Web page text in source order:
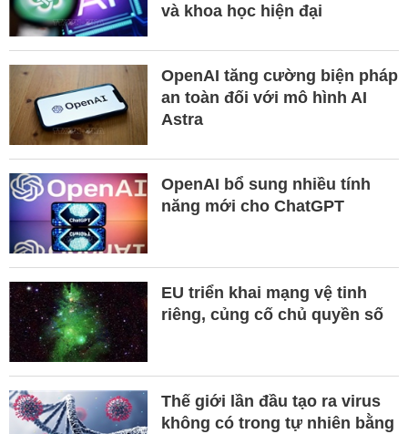
và khoa học hiện đại
OpenAI tăng cường biện pháp
an toàn đối với mô hình AI
Astra
OpenAI bổ sung nhiều tính
năng mới cho ChatGPT
EU triển khai mạng vệ tinh
riêng, củng cố chủ quyền số
Thế giới lần đầu tạo ra virus
không có trong tự nhiên bằng